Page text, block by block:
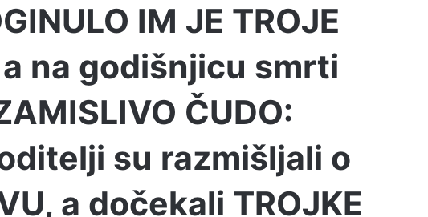
IM JE TROJE
a na godišnjicu smrti
ČUDO:
su razmišljali o
a dočekali TROJKE